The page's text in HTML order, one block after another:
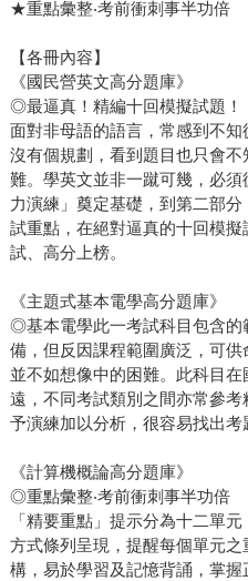
★重點彙整‧考前衝刺事半功倍
【各冊內容】
《國民營英文高分題庫》
◎最逼真！精編十回模擬試題！
面對非母語的語言，常感到不
沒有個規劃，看到題目也只會
難。學英文並非一蹴可幾，必
力演練」奠定基礎，到第二部
試重點，在絕對逼真的十回模
試、高分上榜。
《主題式基本電學高分題庫》
◎基本電學此一考試科目包含的
備，但反因課程範圍廣泛，可
並不如想像中的困難。此科目
遠，不同考試類別之間亦常參
予演練加以分析，很容易找出考
《計算機概論高分題庫》
◎重點彙整‧考前衝刺事半功倍
「精要重點」提示分為十二單
方式條列呈現，提醒每個單元
構，易於學習及記憶背誦，掌握